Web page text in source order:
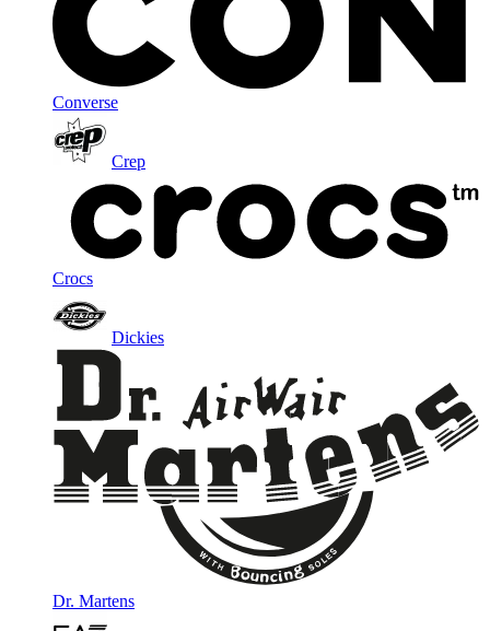
Converse
Crep
Crocs
Dickies
Dr. Martens